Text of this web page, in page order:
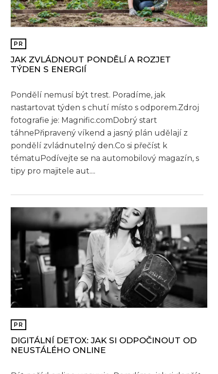
PR
JAK ZVLÁDNOUT PONDĚLÍ A ROZJET
TÝDEN S ENERGIÍ
Pondělí nemusí být trest. Poradíme, jak
nastartovat týden s chutí místo s odporem.Zdroj
fotografie je: Magnific.comDobrý start
táhnePřipravený víkend a jasný plán udělají z
pondělí zvládnutelný den.Co si přečíst k
tématuPodívejte se na automobilový magazín, s
tipy pro majitele aut....
PR
DIGITÁLNÍ DETOX: JAK SI ODPOČINOUT OD
NEUSTÁLÉHO ONLINE